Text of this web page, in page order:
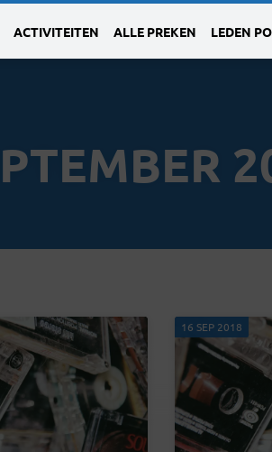
ACTIVITEITEN ALLE PREKEN LEDEN
16 SEP 2018